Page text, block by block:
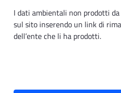
I dati ambientali non prodotti da
sul sito inserendo un link di
dell’ente che li ha prodotti.